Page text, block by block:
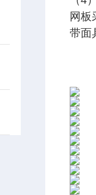
网板
带面